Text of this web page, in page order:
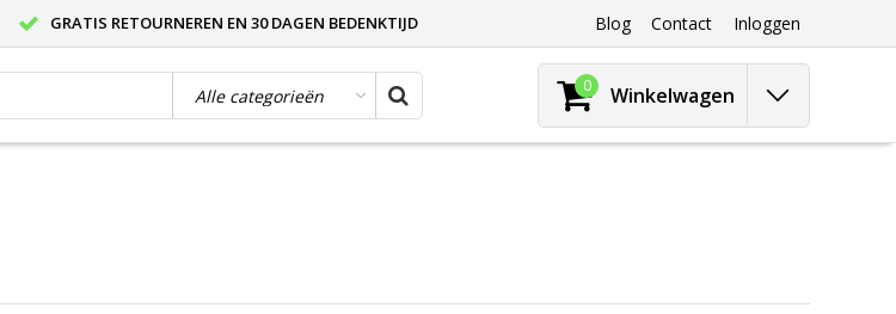
GRATIS RETOURNEREN EN 30 DAGEN BEDENKTIJD Blog Contact Inloggen
0 Winkelwagen